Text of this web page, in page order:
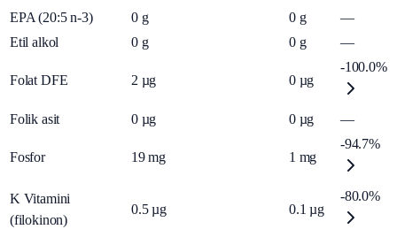
EPA (20:5 n-3) 0 g 0 g
—
Etil alkol
0 g 0 g —
Folat DFE 2 µg 0 µg
-100.0%
Folik asit 0 µg 0 µg —
Fosfor 19 mg 1 mg
-94.7%
K Vitamini
(filokinon)
0.5 µg 0.1 µg
-80.0%